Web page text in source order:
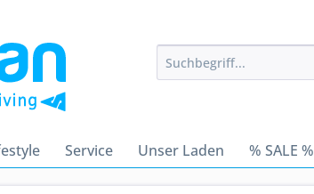
Service Unser Laden % SALE %